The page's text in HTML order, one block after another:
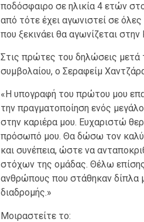
ποδόσφαιρο σε ηλικία 4 ετών
από τότε έχει αγωνιστεί σε
που ξεκινάει θα αγωνίζεται στην
Στις πρώτες του δηλώσεις μετά
συμβολαίου, ο Σεραφείμ
«Η υπογραφή του πρώτου μου
την πραγματοποίηση ενός
στην καριέρα μου. Ευχαριστώ
πρόσωπό μου. Θα δώσω τον
και συνέπεια, ώστε να
στόχων της ομάδας. Θέλω
ανθρώπους που στάθηκαν δίπλα
διαδρομής.»
Μοιραστείτε το: